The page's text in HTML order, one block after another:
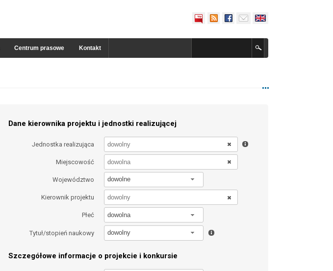
Centrum prasowe Kontakt
Dane kierownika projektu i jednostki realizującej
Jednostka realizująca
Miejscowość
Województwo dowolne
Kierownik projektu
Płeć dowolna
Tytuł/stopień naukowy dowolny
Szczegółowe informacje o projekcie i konkursie